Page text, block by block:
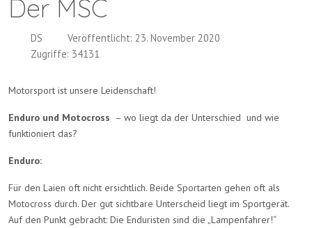
Der MSC
DS
Veröffentlicht: 23. November 2020
Zugriffe: 34131
Motorsport ist unsere Leidenschaft!
Enduro und Motocross – wo liegt da der Unterschied und wie
funktioniert das?
Enduro:
Für den Laien oft nicht ersichtlich. Beide Sportarten gehen oft als
Motocross durch. Der gut sichtbare Unterscheid liegt im Sportgerät.
Auf den Punkt gebracht: Die Enduristen sind die „Lampenfahrer!“